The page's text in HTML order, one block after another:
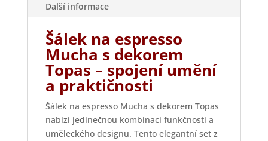
Další informace
Šálek na espresso
Mucha s dekorem
Topas – spojení umění
a praktičnosti
Šálek na espresso Mucha s dekorem Topas
nabízí jedinečnou kombinaci funkčnosti a
uměleckého designu. Tento elegantní set z